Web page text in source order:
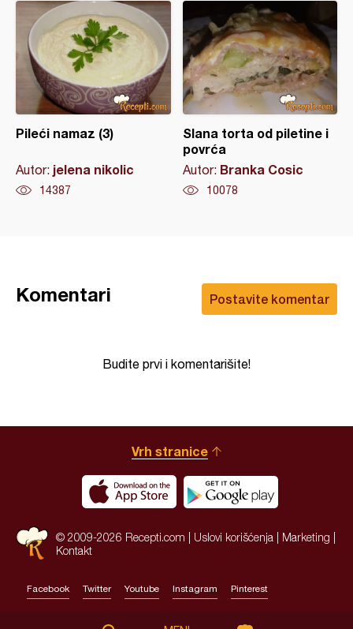
Pileći namaz (3)
Autor: jelena nikolic
14387
Slana torta od piletine i
povrća
Autor: Branka Cosic
10078
Postavite komentar
Komentari
Budite prvi i komentarišite!
Vrh stranice
© 2009-2026 Recepti.com | Uslovi korišćenja Marketing
Kontakt
Facebook Twitter Youtube Instagram Pinterest